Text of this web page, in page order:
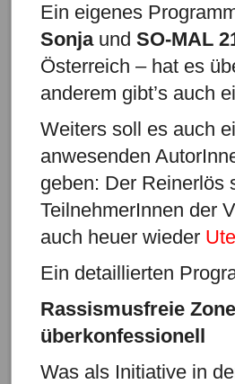
Ein eigenes
Sonja und SO-MAL
Österreich – hat es
anderem gibt’s auch
Weiters soll es auch
anwesenden
geben: Der Reinerlös
TeilnehmerInnen der
auch heuer wieder
Ein detaillierten
Rassismusfreie
überkonfessionell
Was als Initiative in